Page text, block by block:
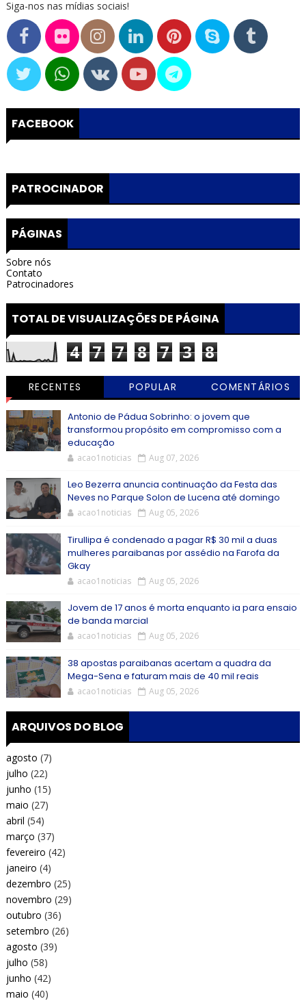
Siga-nos nas mídias sociais!
FACEBOOK
PATROCINADOR
PÁGINAS
Sobre nós
Contato
Patrocinadores
TOTAL DE VISUALIZAÇÕES DE PÁGINA
4 7 7 8 7 3 8
RECENTES POPULAR COMENTÁRIOS
Antonio de Pádua Sobrinho: o jovem que
transformou propósito em compromisso com a
educação
acao1noticias Aug 07, 2026
Leo Bezerra anuncia continuação da Festa das
Neves no Parque Solon de Lucena até domingo
acao1noticias Aug 05, 2026
Tirullipa é condenado a pagar R$ 30 mil a duas
mulheres paraibanas por assédio na Farofa da
Gkay
acao1noticias Aug 05, 2026
Jovem de 17 anos é morta enquanto ia para ensaio
de banda marcial
acao1noticias Aug 05, 2026
38 apostas paraibanas acertam a quadra da
Mega-Sena e faturam mais de 40 mil reais
acao1noticias Aug 05, 2026
ARQUIVOS DO BLOG
agosto (7)
julho (22)
junho (15)
maio (27)
abril (54)
março (37)
fevereiro (42)
janeiro (4)
dezembro (25)
novembro (29)
outubro (36)
setembro (26)
agosto (39)
julho (58)
junho (42)
maio (40)